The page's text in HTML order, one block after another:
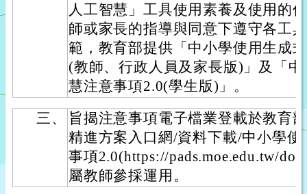
人工智慧」工具使用素養及使用的
師或家長的指導與同意下遵守各工
範，教育部提供「中小學使用生成
(教師、行政人員及家長版)」及「
慧注意事項2.0(學生版)」。
三、
旨揭注意事項電子檔業登載於教育
精進方案入口網/資料下載/中小學
事項2.0(https://pads.moe.edu.tw/
屬教師參採運用。